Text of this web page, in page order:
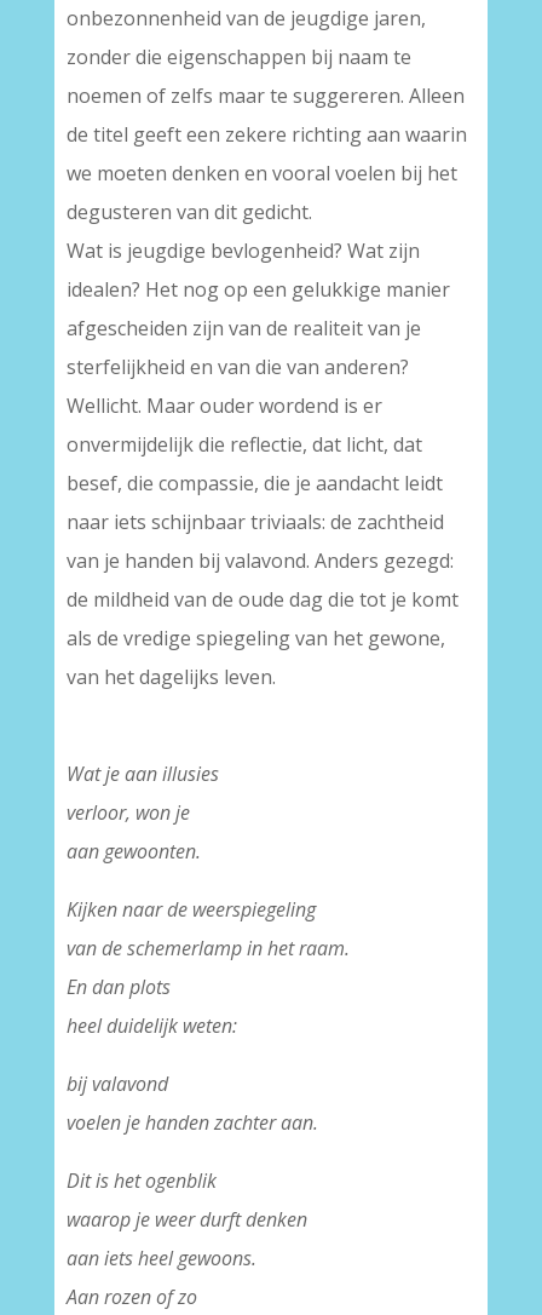
onbezonnenheid van de jeugdige jaren,
zonder die eigenschappen bij naam te
noemen of zelfs maar te suggereren. Alleen
de titel geeft een zekere richting aan waarin
we moeten denken en vooral voelen bij het
degusteren van dit gedicht.
Wat is jeugdige bevlogenheid? Wat zijn
idealen? Het nog op een gelukkige manier
afgescheiden zijn van de realiteit van je
sterfelijkheid en van die van anderen?
Wellicht. Maar ouder wordend is er
onvermijdelijk die reflectie, dat licht, dat
besef, die compassie, die je aandacht leidt
naar iets schijnbaar triviaals: de zachtheid
van je handen bij valavond. Anders gezegd:
de mildheid van de oude dag die tot je komt
als de vredige spiegeling van het gewone,
van het dagelijks leven.
Wat je aan illusies
verloor, won je
aan gewoonten.
Kijken naar de weerspiegeling
van de schemerlamp in het raam.
En dan plots
heel duidelijk weten:
bij valavond
voelen je handen zachter aan.
Dit is het ogenblik
waarop je weer durft denken
aan iets heel gewoons.
Aan rozen of zo